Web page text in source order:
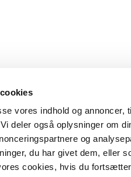
vores indhold og annoncer,
deler også oplysninger om
og
du har givet dem, eller
cookies, hvis du